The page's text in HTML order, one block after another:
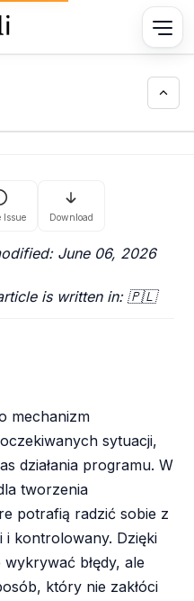
June 06, 2026
is written in: 🇵🇱
mechanizm
sytuacji,
działania programu. W
tworzenia
potrafią radzić sobie z
i kontrolowany. Dzięki
błędy, ale
który nie zakłóci